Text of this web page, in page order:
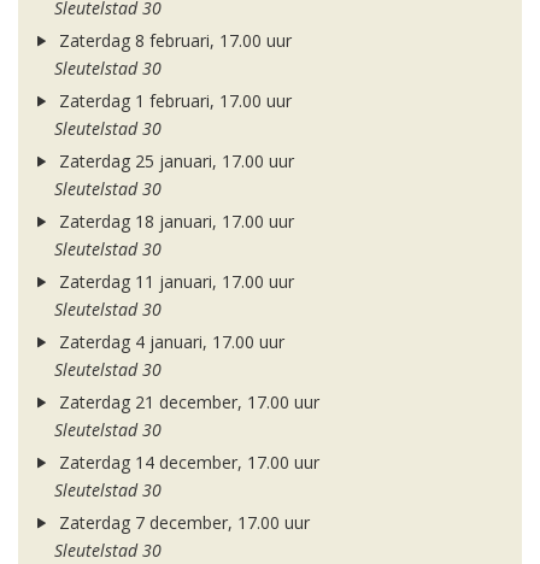
Sleutelstad 30
Zaterdag 8 februari, 17.00 uur
Sleutelstad 30
Zaterdag 1 februari, 17.00 uur
Sleutelstad 30
Zaterdag 25 januari, 17.00 uur
Sleutelstad 30
Zaterdag 18 januari, 17.00 uur
Sleutelstad 30
Zaterdag 11 januari, 17.00 uur
Sleutelstad 30
Zaterdag 4 januari, 17.00 uur
Sleutelstad 30
Zaterdag 21 december, 17.00 uur
Sleutelstad 30
Zaterdag 14 december, 17.00 uur
Sleutelstad 30
Zaterdag 7 december, 17.00 uur
Sleutelstad 30